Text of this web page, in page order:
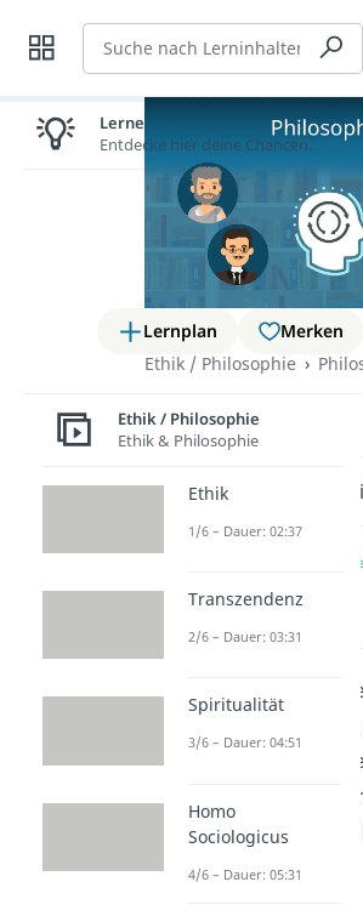
Suche
Lernplan Merken
Ethik / Philosophie
Philosophen
Wichtige Inhalte in
(00:14)
Philosophen
haben
hinweg Fragen
Denken bis heute
bekommst du
über die wichtigsten
deren Ideen!
Lernen lohnt sich!
Entdecke hier deine Chancen.
Ethik / Philosophie
Ethik & Philosophie
Ethik
1/6 – Dauer: 02:37
Transzendenz
2/6 – Dauer: 03:31
Spiritualität
3/6 – Dauer: 04:51
Homo
Sociologicus
4/6 – Dauer: 05:31